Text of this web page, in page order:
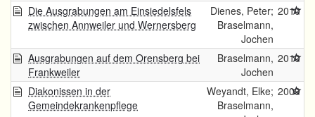
Die Ausgrabungen am Einsiedelsfels
zwischen Annweiler und Wernersberg
Dienes, Peter;
Braselmann,
Jochen
2010
Ausgrabungen auf dem Orensberg bei
Frankweiler
Braselmann,
Jochen
2010
Diakonissen in der
Gemeindekrankenpflege
Weyandt, Elke;
Braselmann,
2009